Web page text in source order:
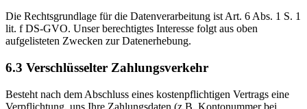
Die Rechtsgrundlage für die Datenverarbeitung ist Art. 6 Abs. 1 S. 1
lit. f DS-GVO. Unser berechtigtes Interesse folgt aus oben
aufgelisteten Zwecken zur Datenerhebung.
6.3 Verschlüsselter Zahlungsverkehr
Besteht nach dem Abschluss eines kostenpflichtigen Vertrags eine
Verpflichtung, uns Ihre Zahlungsdaten (z.B. Kontonummer bei